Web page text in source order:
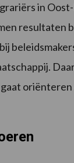
in
resultaten